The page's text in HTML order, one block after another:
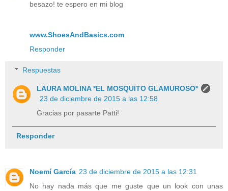
besazo! te espero en mi blog
www.ShoesAndBasics.com
Responder
Respuestas
LAURA MOLINA *EL MOSQUITO GLAMUROSO*
23 de diciembre de 2015 a las 12:58
Gracias por pasarte Patti!
Responder
Noemí García 23 de diciembre de 2015 a las 12:31
No hay nada más que me guste que un look con unas